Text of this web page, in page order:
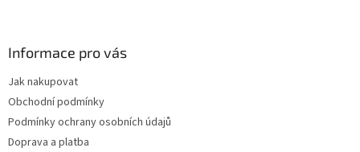
Informace pro vás
Jak nakupovat
Obchodní podmínky
Podmínky ochrany osobních údajů
Doprava a platba